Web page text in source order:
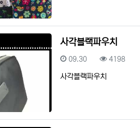
사각블랙파우치
등록일
09.30 조회
4198
사각블랙파우치